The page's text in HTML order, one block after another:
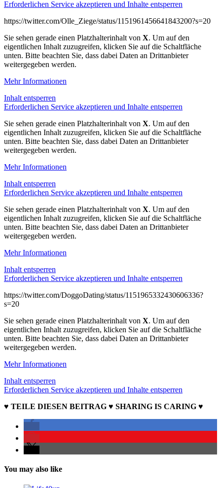
Erforderlichen Service akzeptieren und Inhalte entsperren
https://twitter.com/Olle_Ziege/status/1151961456641843200?s=20
Sie sehen gerade einen Platzhalterinhalt von X. Um auf den
eigentlichen Inhalt zuzugreifen, klicken Sie auf die Schaltfläche
unten. Bitte beachten Sie, dass dabei Daten an Drittanbieter
weitergegeben werden.
Mehr Informationen
Inhalt entsperren
Erforderlichen Service akzeptieren und Inhalte entsperren
Sie sehen gerade einen Platzhalterinhalt von X. Um auf den
eigentlichen Inhalt zuzugreifen, klicken Sie auf die Schaltfläche
unten. Bitte beachten Sie, dass dabei Daten an Drittanbieter
weitergegeben werden.
Mehr Informationen
Inhalt entsperren
Erforderlichen Service akzeptieren und Inhalte entsperren
Sie sehen gerade einen Platzhalterinhalt von X. Um auf den
eigentlichen Inhalt zuzugreifen, klicken Sie auf die Schaltfläche
unten. Bitte beachten Sie, dass dabei Daten an Drittanbieter
weitergegeben werden.
Mehr Informationen
Inhalt entsperren
Erforderlichen Service akzeptieren und Inhalte entsperren
https://twitter.com/DoggoDating/status/1151965332430606336?
s=20
Sie sehen gerade einen Platzhalterinhalt von X. Um auf den
eigentlichen Inhalt zuzugreifen, klicken Sie auf die Schaltfläche
unten. Bitte beachten Sie, dass dabei Daten an Drittanbieter
weitergegeben werden.
Mehr Informationen
Inhalt entsperren
Erforderlichen Service akzeptieren und Inhalte entsperren
♥ TEILE DIESEN BEITRAG ♥ SHARING IS CARING ♥
You may also like